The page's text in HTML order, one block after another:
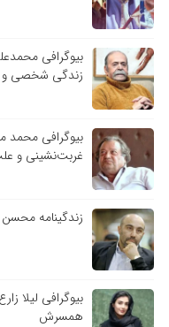
بیوگرافی
زندگی شخصی
بیوگرافی محمد
غربت‌نشینی و
زندگینامه محسن
بیوگرافی لیلا
همسرش